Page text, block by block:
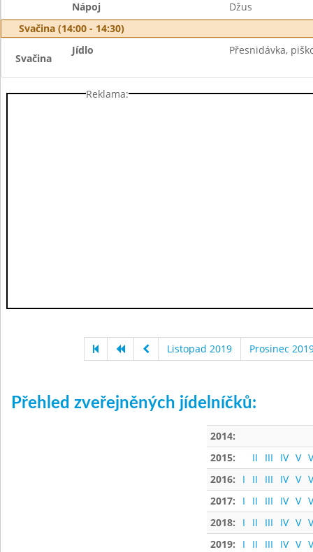
Nápoj
Džus
Svačina (14:00 - 14:30)
Svačina
Jídlo Přesnidávka,
Reklama:
Listopad 2019 Prosinec
Přehled zveřejněných jídelníčků:
2014:
2015:
II III IV V
2016:
I II III IV V
2017:
I II III IV V
2018:
I II III IV V
2019:
I II III IV V